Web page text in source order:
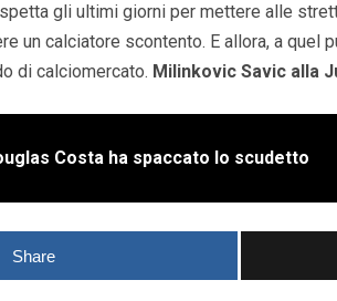
gli ultimi giorni per mettere alle
un calciatore scontento. E allora, a quel
di calciomercato. Milinkovic Savic alla
Costa ha spaccato lo scudetto
Share